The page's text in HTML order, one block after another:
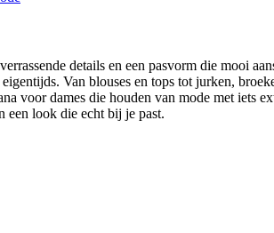
details en een pasvorm die mooi
Van blouses en tops tot jurken,
dames die houden van mode met iets
een look die echt bij je past.